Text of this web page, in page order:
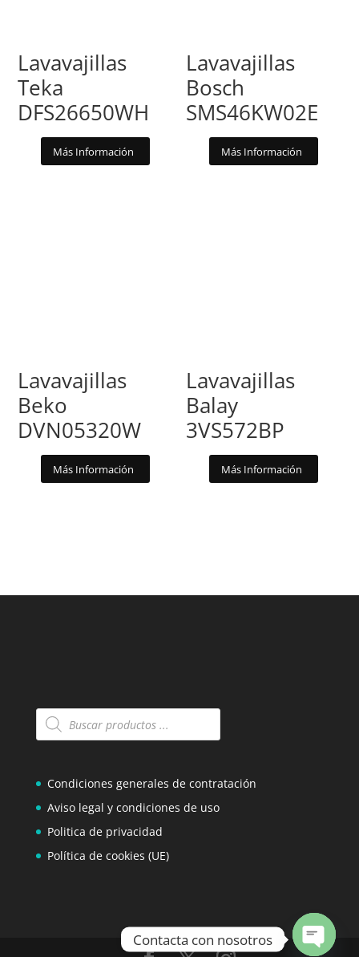
Lavavajillas
Teka
DFS26650WH
Más Información
Lavavajillas
Bosch
SMS46KW02E
Más Información
Lavavajillas
Beko
DVN05320W
Más Información
Lavavajillas
Balay
3VS572BP
Más Información
Búsqueda
de
Condiciones generales de contratación
Aviso legal y condiciones de uso
Politica de privacidad
Política de cookies (UE)
Contacta con nosotros